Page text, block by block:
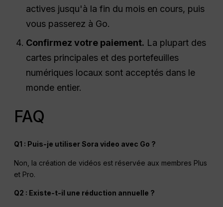
actives jusqu'à la fin du mois en cours, puis
vous passerez à Go.
Confirmez votre paiement. La plupart des
cartes principales et des portefeuilles
numériques locaux sont acceptés dans le
monde entier.
FAQ
Q1 : Puis-je utiliser Sora video avec Go ?
Non, la création de vidéos est réservée aux membres Plus
et Pro.
Q2 : Existe-t-il une réduction annuelle ?